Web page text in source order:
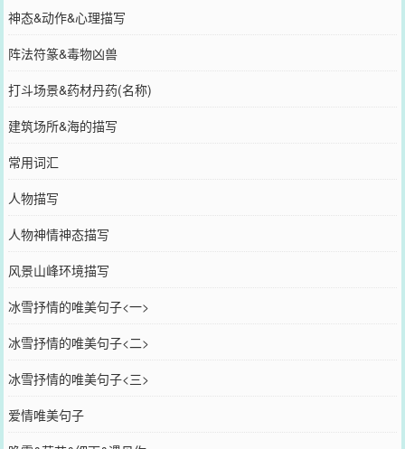
神态&动作&心理描写
阵法符篆&毒物凶兽
打斗场景&药材丹药(名称)
建筑场所&海的描写
常用词汇
人物描写
人物神情神态描写
风景山峰环境描写
冰雪抒情的唯美句子<一>
冰雪抒情的唯美句子<二>
冰雪抒情的唯美句子<三>
爱情唯美句子